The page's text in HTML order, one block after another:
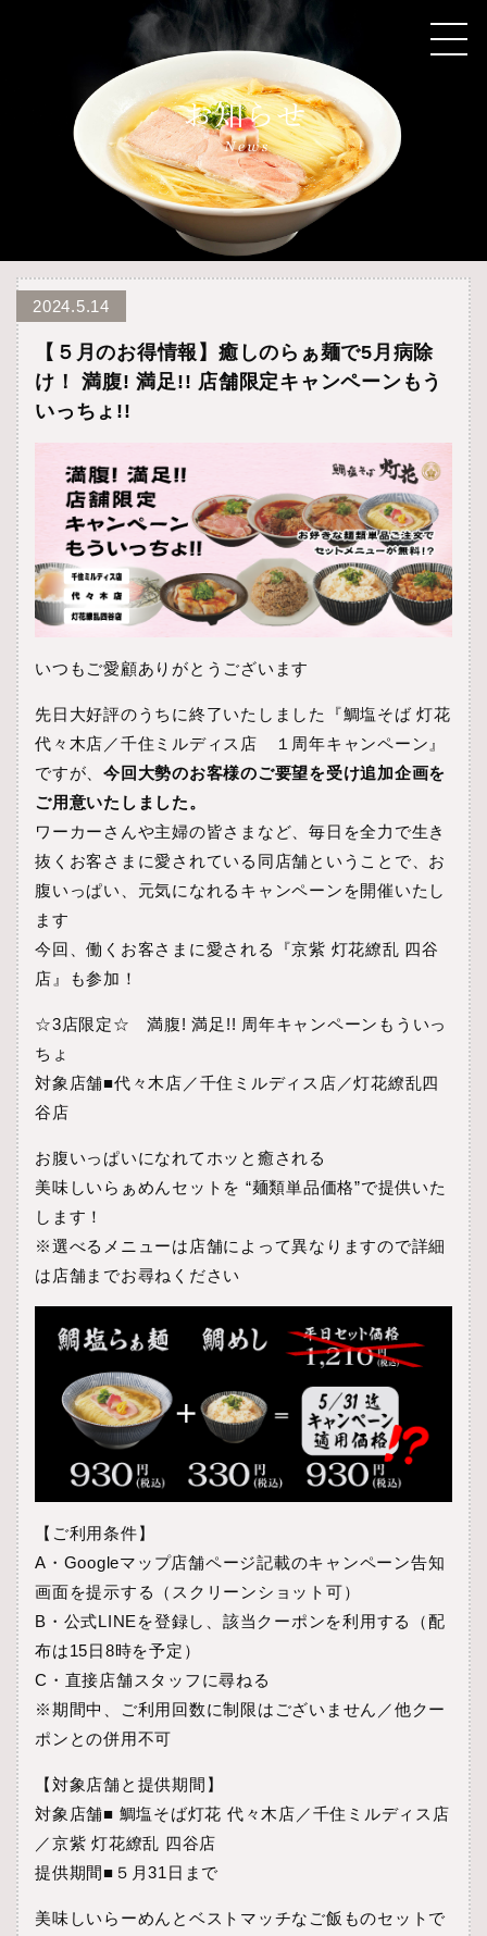
2024.5.14
【５月のお得情報】癒しのらぁ麺で5月病除
け！ 満腹! 満足!! 店舗限定キャンペーンもう
いっちょ!!
いつもご愛顧ありがとうございます
先日大好評のうちに終了いたしました『鯛塩そば 灯花
代々木店／千住ミルディス店 １周年キャンペーン』
ですが、 今回大勢のお客様のご要望を受け追加企画を
ご用意いたしました。
ワーカーさんや主婦の皆さまなど、毎日を全力で生き
抜くお客さまに愛されている同店舗ということで、お
腹いっぱい、元気になれるキャンペーンを開催いたし
ます
今回、働くお客さまに愛される『京紫 灯花繚乱 四谷
店』も参加！
☆3店限定☆ 満腹! 満足!! 周年キャンペーンもういっ
ちょ
対象店舗■代々木店／千住ミルディス店／灯花繚乱四
谷店
お腹いっぱいになれてホッと癒される
美味しいらぁめんセットを “麺類単品価格”で提供いた
します！
※選べるメニューは店舗によって異なりますので詳細
は店舗までお尋ねください
【ご利用条件】
A・Googleマップ店舗ページ記載のキャンペーン告知
画面を提示する（スクリーンショット可）
B・公式LINEを登録し、該当クーポンを利用する（配
布は15日8時を予定）
C・直接店舗スタッフに尋ねる
※期間中、ご利用回数に制限はございません／他クー
ポンとの併用不可
【対象店舗と提供期間】
対象店舗■ 鯛塩そば灯花 代々木店／千住ミルディス店
／京紫 灯花繚乱 四谷店
提供期間■５月31日まで
美味しいらーめんとベストマッチなご飯ものセットで